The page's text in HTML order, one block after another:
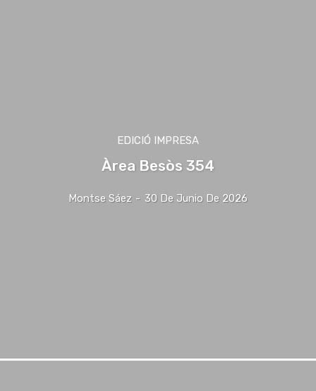
EDICIÓ IMPRESA
Àrea Besòs 354
Montse Sáez - 30 De Junio De 2026